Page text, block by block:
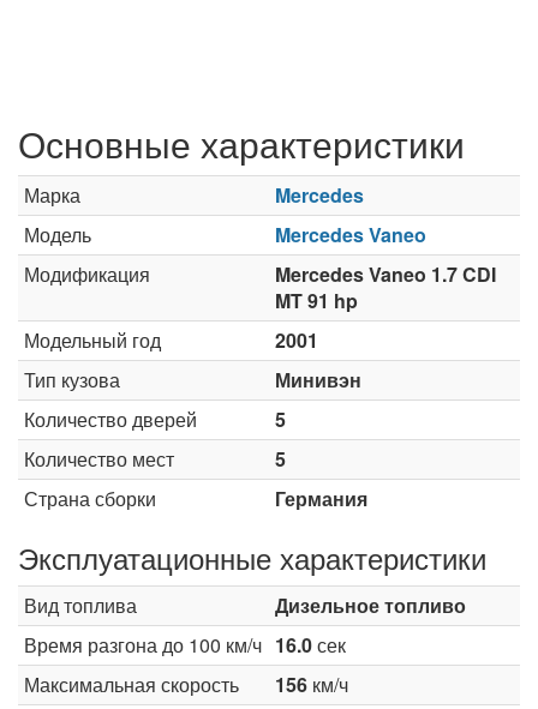
Основные характеристики
Марка
Mercedes
Модель
Mercedes Vaneo
Модификация
Mercedes Vaneo 1.7 CDI
MT 91 hp
Модельный год
2001
Тип кузова
Минивэн
Количество дверей
5
Количество мест
5
Страна сборки
Германия
Эксплуатационные характеристики
Вид топлива
Дизельное топливо
Время разгона до 100 км/ч 16.0сек
Максимальная скорость
156 км/ч